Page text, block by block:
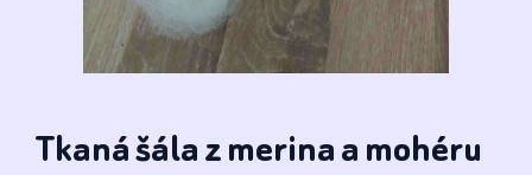
Tkaná šála z merina a mohéru